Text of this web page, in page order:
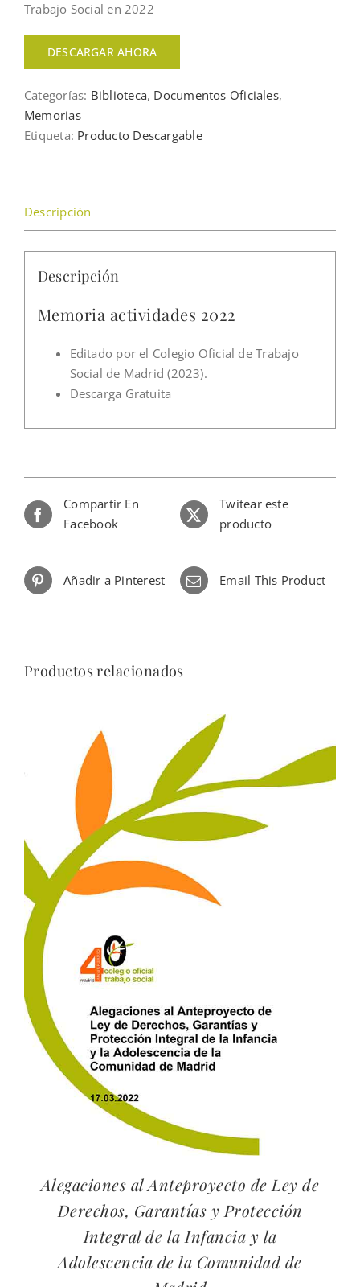
Trabajo Social en 2022
DESCARGAR AHORA
Categorías: Biblioteca, Documentos Oficiales,
Memorias
Etiqueta: Producto Descargable
Descripción
Descripción
Memoria actividades 2022
Editado por el Colegio Oficial de Trabajo
Social de Madrid (2023).
Descarga Gratuita
Compartir En
Facebook
Twitear este
producto
Añadir a Pinterest Email This Product
Productos relacionados
Alegaciones al Anteproyecto de Ley de
Derechos, Garantías y Protección
Integral de la Infancia y la
Adolescencia de la Comunidad de